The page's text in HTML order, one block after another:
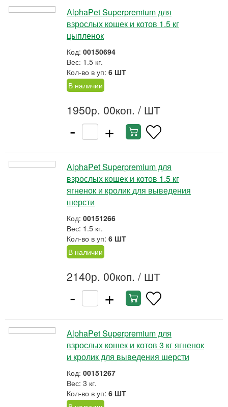
AlphaPet Superpremium для
взрослых кошек и котов 1.5 кг
цыпленок
Код: 00150694
Вес: 1.5 кг.
Кол-во в уп: 6 ШТ
В наличии
1950р. 00коп. / ШТ
- +
AlphaPet Superpremium для
взрослых кошек и котов 1.5 кг
ягненок и кролик для выведения
шерсти
Код: 00151266
Вес: 1.5 кг.
Кол-во в уп: 6 ШТ
В наличии
2140р. 00коп. / ШТ
- +
AlphaPet Superpremium для
взрослых кошек и котов 3 кг ягненок
и кролик для выведения шерсти
Код: 00151267
Вес: 3 кг.
Кол-во в уп: 6 ШТ